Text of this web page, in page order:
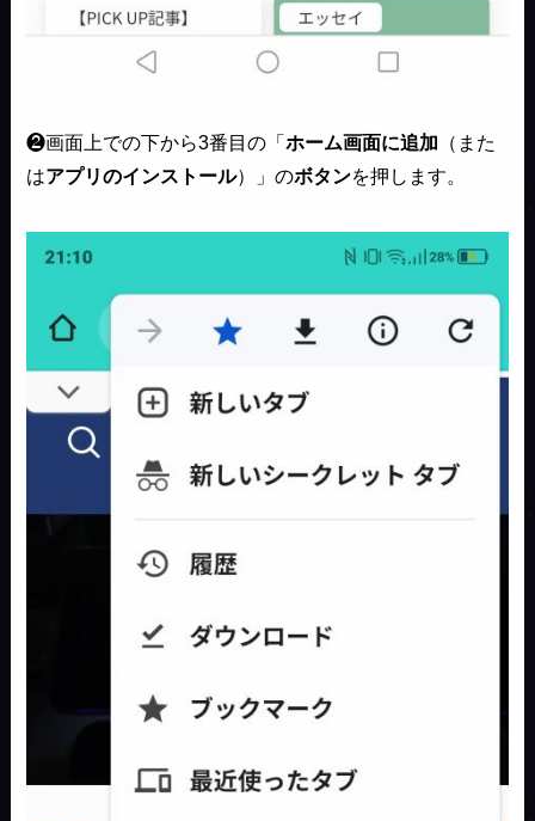
❷画面上での下から3番目の「ホーム画面に追加 （また
はアプリのインストール）」のボタンを押します。